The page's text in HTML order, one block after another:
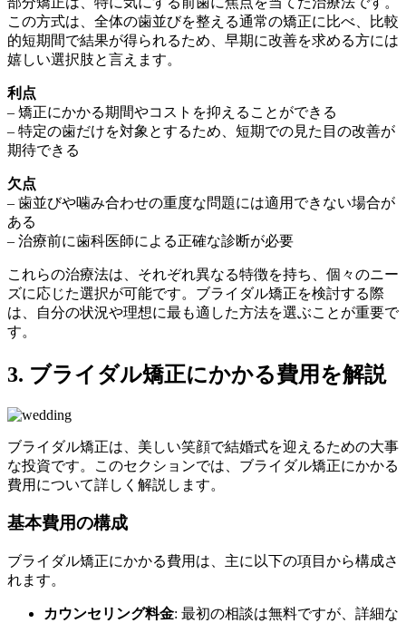
この方式は、全体の歯並びを整える通常の矯正に比べ、比較
的短期間で結果が得られるため、早期に改善を求める方には
嬉しい選択肢と言えます。
利点
– 矯正にかかる期間やコストを抑えることができる
– 特定の歯だけを対象とするため、短期での見た目の改善が
期待できる
欠点
– 歯並びや噛み合わせの重度な問題には適用できない場合が
ある
– 治療前に歯科医師による正確な診断が必要
これらの治療法は、それぞれ異なる特徴を持ち、個々のニー
ズに応じた選択が可能です。ブライダル矯正を検討する際
は、自分の状況や理想に最も適した方法を選ぶことが重要で
す。
3. ブライダル矯正にかかる費用を解説
ブライダル矯正は、美しい笑顔で結婚式を迎えるための大事
な投資です。このセクションでは、ブライダル矯正にかかる
費用について詳しく解説します。
基本費用の構成
ブライダル矯正にかかる費用は、主に以下の項目から構成さ
れます。
カウンセリング料金: 最初の相談は無料ですが、詳細な